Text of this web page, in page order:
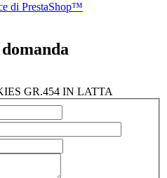
di PrestaShop™